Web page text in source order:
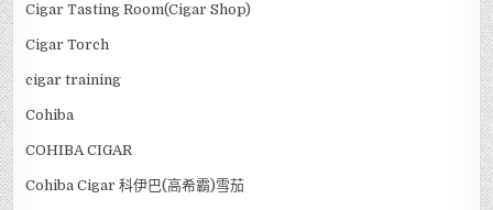
Cigar Tasting Room(Cigar Shop)
Cigar Torch
cigar training
Cohiba
COHIBA CIGAR
Cohiba Cigar 科伊巴(高希霸)雪茄